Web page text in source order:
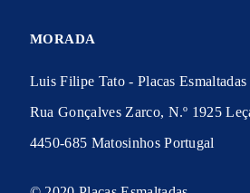
MORADA
Luis Filipe Tato - Placas
Rua Gonçalves Zarco, N.º 1925
4450-685 Matosinhos Portugal